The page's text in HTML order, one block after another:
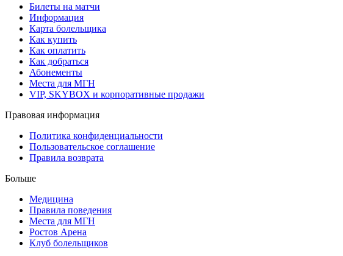
Билеты на матчи
Информация
Карта болельщика
Как купить
Как оплатить
Как добраться
Абонементы
Места для МГН
VIP, SKYBOX и корпоративные продажи
Правовая информация
Политика конфиденциальности
Пользовательское соглашение
Правила возврата
Больше
Медицина
Правила поведения
Места для МГН
Ростов Арена
Клуб болельщиков